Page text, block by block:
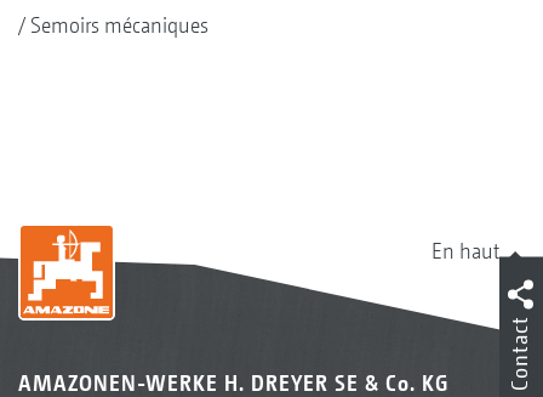
Semoirs mécaniques
En haut
AMAZONEN-WERKE H. DREYER SE & Co. KG
Contact